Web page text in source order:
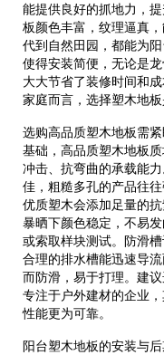
能提供良好的抓地力，
板颜色丰富，纹理逼真
代到自然田园，都能为
使得安装简便，无论是
大大节省了装修时间和
家庭而言，选择塑木地
选购高品质塑木地板需
基础，高品质塑木地板
冲击、抗弯曲的承载能
佳，粗糙多孔的产品往
优质塑木会添加足量的
暴晒下颜色稳定，不易
或索取样块测试。防滑
合理的排水槽能迅速导
而防滑，易于打理。建
专注于户外建材的企业
性能更为可靠。
阳台塑木地板的安装与